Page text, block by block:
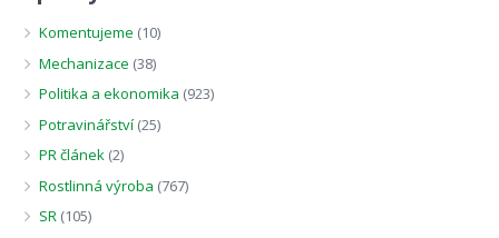
Komentujeme (10)
Mechanizace (38)
Politika a ekonomika (923)
Potravinářství (25)
PR článek (2)
Rostlinná výroba (767)
SR (105)